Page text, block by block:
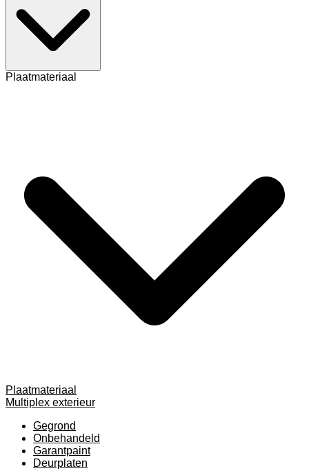
Plaatmateriaal
Plaatmateriaal
Multiplex exterieur
Gegrond
Onbehandeld
Garantpaint
Deurplaten